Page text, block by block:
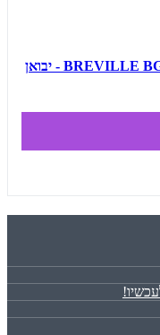
טוסטר לחיצה גריל 2200W ברוויל BREVILLE BGR200 - יבואן